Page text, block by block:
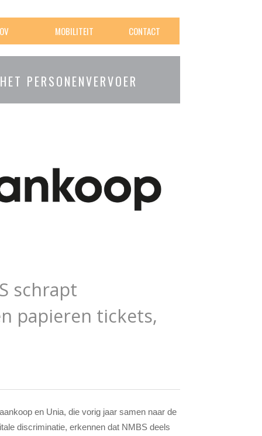
OV MOBILITEIT CONTACT
PERSONENVERVOER
schrapt
papieren tickets,
en Unia, die vorig jaar samen naar de
discriminatie, erkennen dat NMBS deels